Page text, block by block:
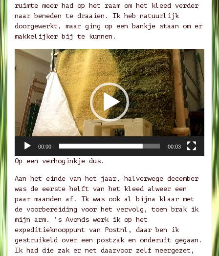
ruimte meer had op het raam om het kleed verder
naar beneden te draaien. Ik heb natuurlijk
doorgewerkt, maar ging op een bankje staan om er
makkelijker bij te kunnen.
Videospeler
00:00 00:03
Op een verhoginkje dus.
Aan het einde van het jaar, halverwege december
was de eerste helft van het kleed alweer een
paar maanden af. Ik was ook al bijna klaar met
de voorbereiding voor het vervolg, toen brak ik
mijn arm. ’s Avonds werk ik op het
expeditieknooppunt van Postnl, daar ben ik
gestruikeld over een postzak en onderuit gegaan.
Ik had die zak er net daarvoor zelf neergezet,